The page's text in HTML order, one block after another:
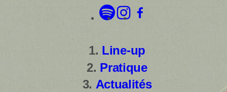
Line-up
Pratique
Actualités